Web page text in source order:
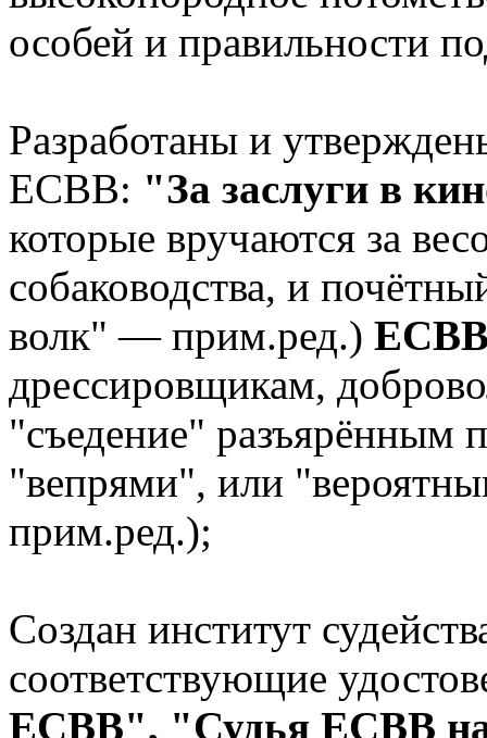
особей и правильности
Разработаны и
ЕСВВ: "За заслуги в
которые вручаются за
собаководства, и
волк" — прим.ред.)
дрессировщикам,
"съедение" разъярённым
"вепрями", или
прим.ред.);
Создан институт
соответствующие
ЕСВВ", "Судья ЕСВВ